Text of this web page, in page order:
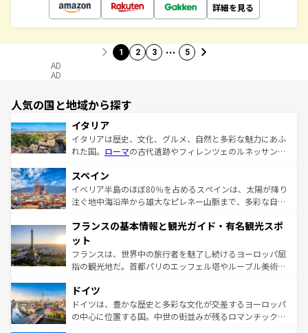
詳細を見る
1 2 3 … 5
AD
AD
人気の国と地域から探す
イタリア
イタリアは歴史、文化、グルメ、自然と多彩な魅力にあふ
れた国。 ローマの古代遺跡やフィレンツェのルネッサンス
ろん、トスカーナの美しい田園風景やアマルフィ海岸の絶
景など、自然景観も見逃せない。観光の合間には、本場の
ピザやパスタなど、絶品のイタリア料理を堪能することも
ませてくれるイタリアで、忘れられない旅をしてみよう！
なお、新着のイタリア情報は
しい。
スペイン
イベリア半島のほぼ80％を占めるスペインは、太陽が降り
注ぐ地中海沿岸から雄大なピレネー山脈まで、多彩な自然
文化が根付くこの国では、情熱的なフラメンコ、熱気あふ
れる闘牛、そして美味しいタパスが生活の一部となってい
る。首都マドリードの洗練された雰囲気や、バルセロナの
アートに溢れた街角から、地方では古代ローマ遺跡や中世
せる。地方によって風土や気候が異なるスペインはその個
性で訪れる人を魅了する。 なお、新着のスペイン情報は コ
ンテンツ一覧を参照してほしい。
フランスの基本情報と観光ガイド・有名観光スポ
ット
フランスは、世界中の旅行者を魅了し続けるヨーロッパ屈
指の観光地だ。首都パリのエッフェル塔やルーブル美術館
で、幅広い魅力が詰まっている。華麗な宮殿、歴史的な大
聖堂、美しいビーチ、そして豊かな自然が、訪れる者を心
から魅了する。また、フランスは美食の国としても知ら
ドイツ
ドイツは、豊かな歴史と多彩な文化が交差するヨーロッパ
の中心に位置する国。中世の街並みが残るロマンチック街